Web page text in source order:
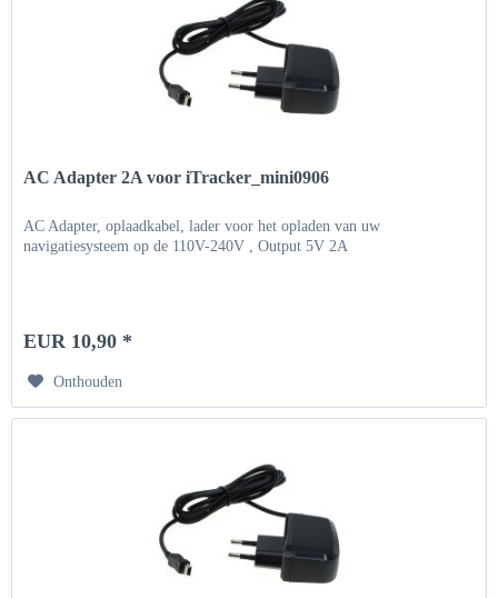
AC Adapter 2A voor iTracker_mini0906
AC Adapter, oplaadkabel, lader voor het opladen van uw
navigatiesysteem op de 110V-240V , Output 5V 2A
EUR 10,90 *
Onthouden